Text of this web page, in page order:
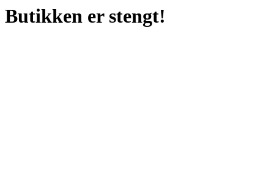
Butikken er stengt!